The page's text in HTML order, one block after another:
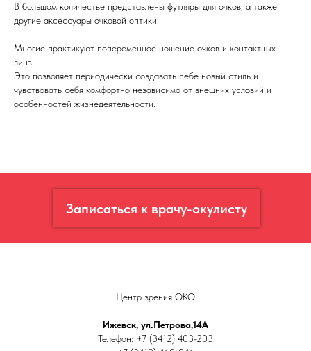
В большом количестве представлены футляры для очков, а также
другие аксессуары очковой оптики.
Многие практикуют попеременное ношение очков и контактных
линз.
Это позволяет периодически создавать себе новый стиль и
чувствовать себя комфортно независимо от внешних условий и
особенностей жизнедеятельности.
Записаться к врачу-окулисту
Центр зрения ОКО
Ижевск, ул.Петрова,14А
Телефон: +7 (3412) 403-203